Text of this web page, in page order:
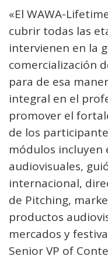
«El WAWA-
cubrir todas las
intervienen en la
comercialización
para de esa
integral en el
promover el
de los
módulos incluyen
audiovisuales,
internacional,
de Pitching,
productos
mercados y
Senior VP of